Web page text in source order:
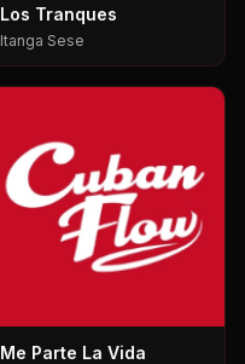
Los Tranques
Itanga Sese
Me Parte La Vida